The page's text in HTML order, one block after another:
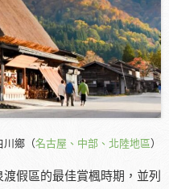
川鄉（名古屋、中部、北陸地區）
假區的最佳賞楓時期，並列